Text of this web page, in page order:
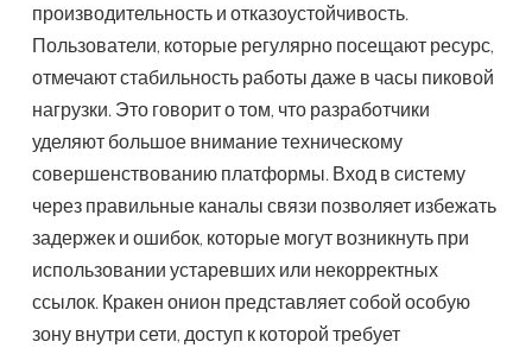
производительность и отказоустойчивость.
Пользователи, которые регулярно посещают ресурс,
отмечают стабильность работы даже в часы пиковой
нагрузки. Это говорит о том, что разработчики
уделяют большое внимание техническому
совершенствованию платформы. Вход в систему
через правильные каналы связи позволяет избежать
задержек и ошибок, которые могут возникнуть при
использовании устаревших или некорректных
ссылок. Кракен онион представляет собой особую
зону внутри сети, доступ к которой требует